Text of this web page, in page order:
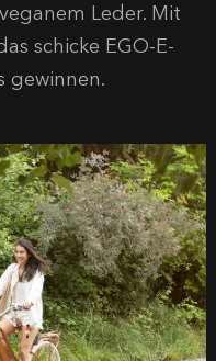
Leder. Mit
schicke EGO-E-
gewinnen.